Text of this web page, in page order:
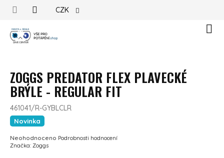
CZK
ZOGGS PREDATOR FLEX PLAVECKÉ
BRÝLE - REGULAR FIT
461041/R-GYBLCLR
Novinka
Průměrné hodnocení produktu je 0,0 z 5 hvězdiček.
Neohodnoceno Podrobnosti hodnocení
Značka: Zoggs